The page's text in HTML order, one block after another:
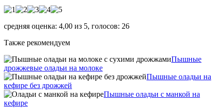
средняя оценка: 4,00 из 5, голосов: 26
Также рекомендуем
Пышные
дрожжевые оладьи на молоке
Пышные оладьи на
кефире без дрожжей
Пышные оладьи с манкой на
кефире